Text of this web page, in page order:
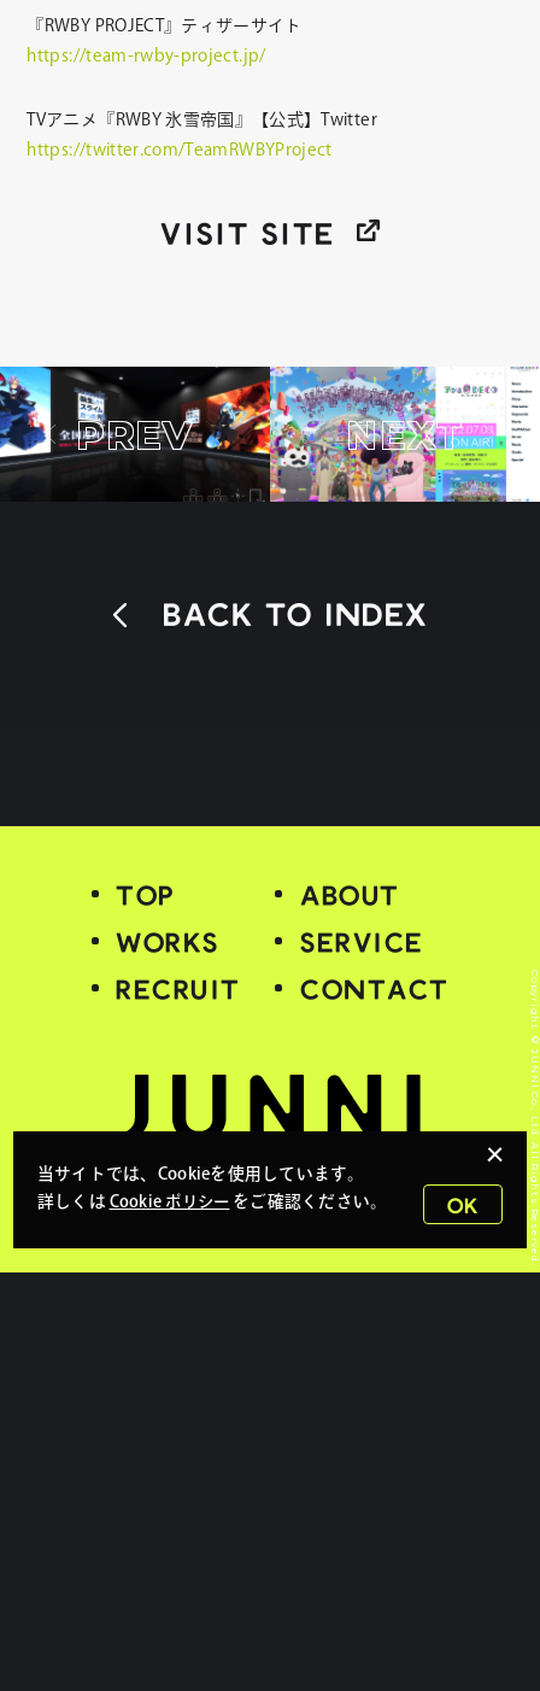
『RWBY PROJECT』ティザーサイト
https://team-rwby-project.jp/
TVアニメ『RWBY 氷雪帝国』【公式】Twitter
https://twitter.com/TeamRWBYProject
VISIT SITE
PREV NEXT
BACK TO INDEX
Copyright © JUNNI Co., Ltd. All Rights Reserved.
TOP ABOUT
WORKS SERVICE
RECRUIT CONTACT
当サイトでは、Cookieを使用しています。
詳しくは Cookie ポリシー をご確認ください。 OK